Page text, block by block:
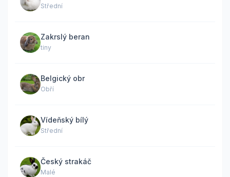
Střední
Zakrslý beran
tiny
Belgický obr
Obří
Vídeňský bílý
Střední
Český strakáč
Malé